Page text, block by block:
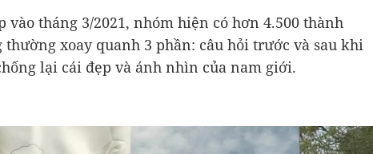
vào tháng 3/2021, nhóm hiện có hơn 4.500 thành
xoay quanh 3 phần: câu hỏi trước và sau khi
lại cái đẹp và ánh nhìn của nam giới.